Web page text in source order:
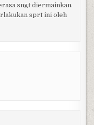
sngt diermainkan.
sprt ini oleh